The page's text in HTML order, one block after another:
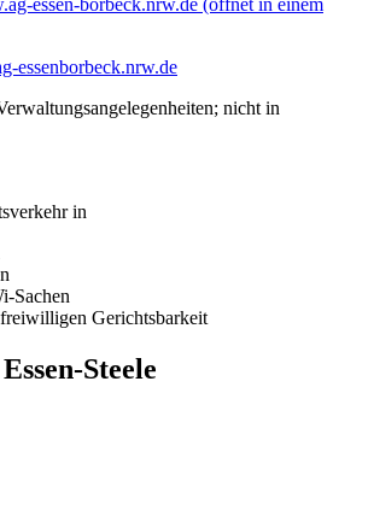
essenborbeck.nrw.de
nicht in
in
Sachen
Gerichtsbarkeit
Steele